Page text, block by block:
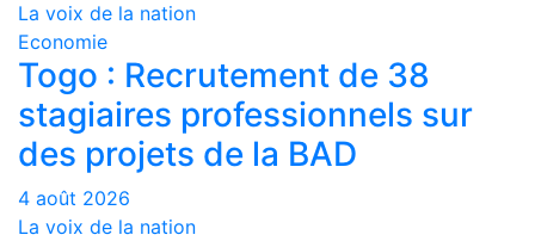
La voix de la nation
Economie
Togo : Recrutement de 38
stagiaires professionnels sur
des projets de la BAD
4 août 2026
La voix de la nation